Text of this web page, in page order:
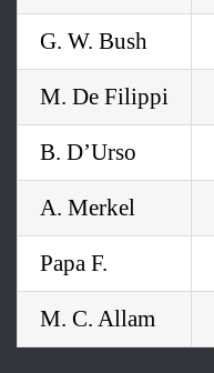
G. W. Bush
M. De Filippi
B. D’Urso
A. Merkel
Papa F.
M. C. Allam